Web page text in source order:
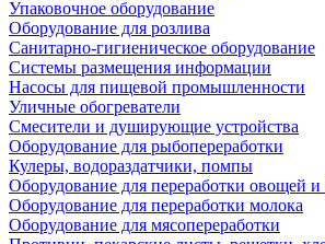
Упаковочное оборудование
Оборудование для розлива
Санитарно-гигиеническое оборудование
Системы размещения информации
Насосы для пищевой промышленности
Уличные обогреватели
Смесители и душирующие устройства
Оборудование для рыбопереработки
Кулеры, водораздатчики, помпы
Оборудование для переработки овощей и
Оборудование для переработки молока
Оборудование для мясопереработки